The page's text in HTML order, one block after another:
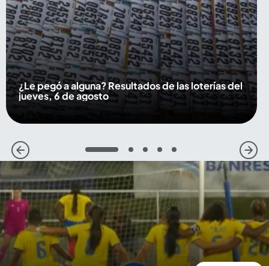
¿Le pegó a alguna? Resultados de las loterías del
jueves, 6 de agosto
1 2 3 4 5